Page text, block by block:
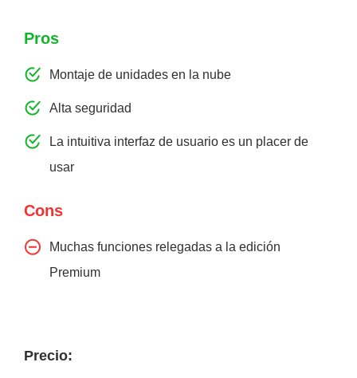
Pros
Montaje de unidades en la nube
Alta seguridad
La intuitiva interfaz de usuario es un placer de
usar
Cons
Muchas funciones relegadas a la edición
Premium
Precio: